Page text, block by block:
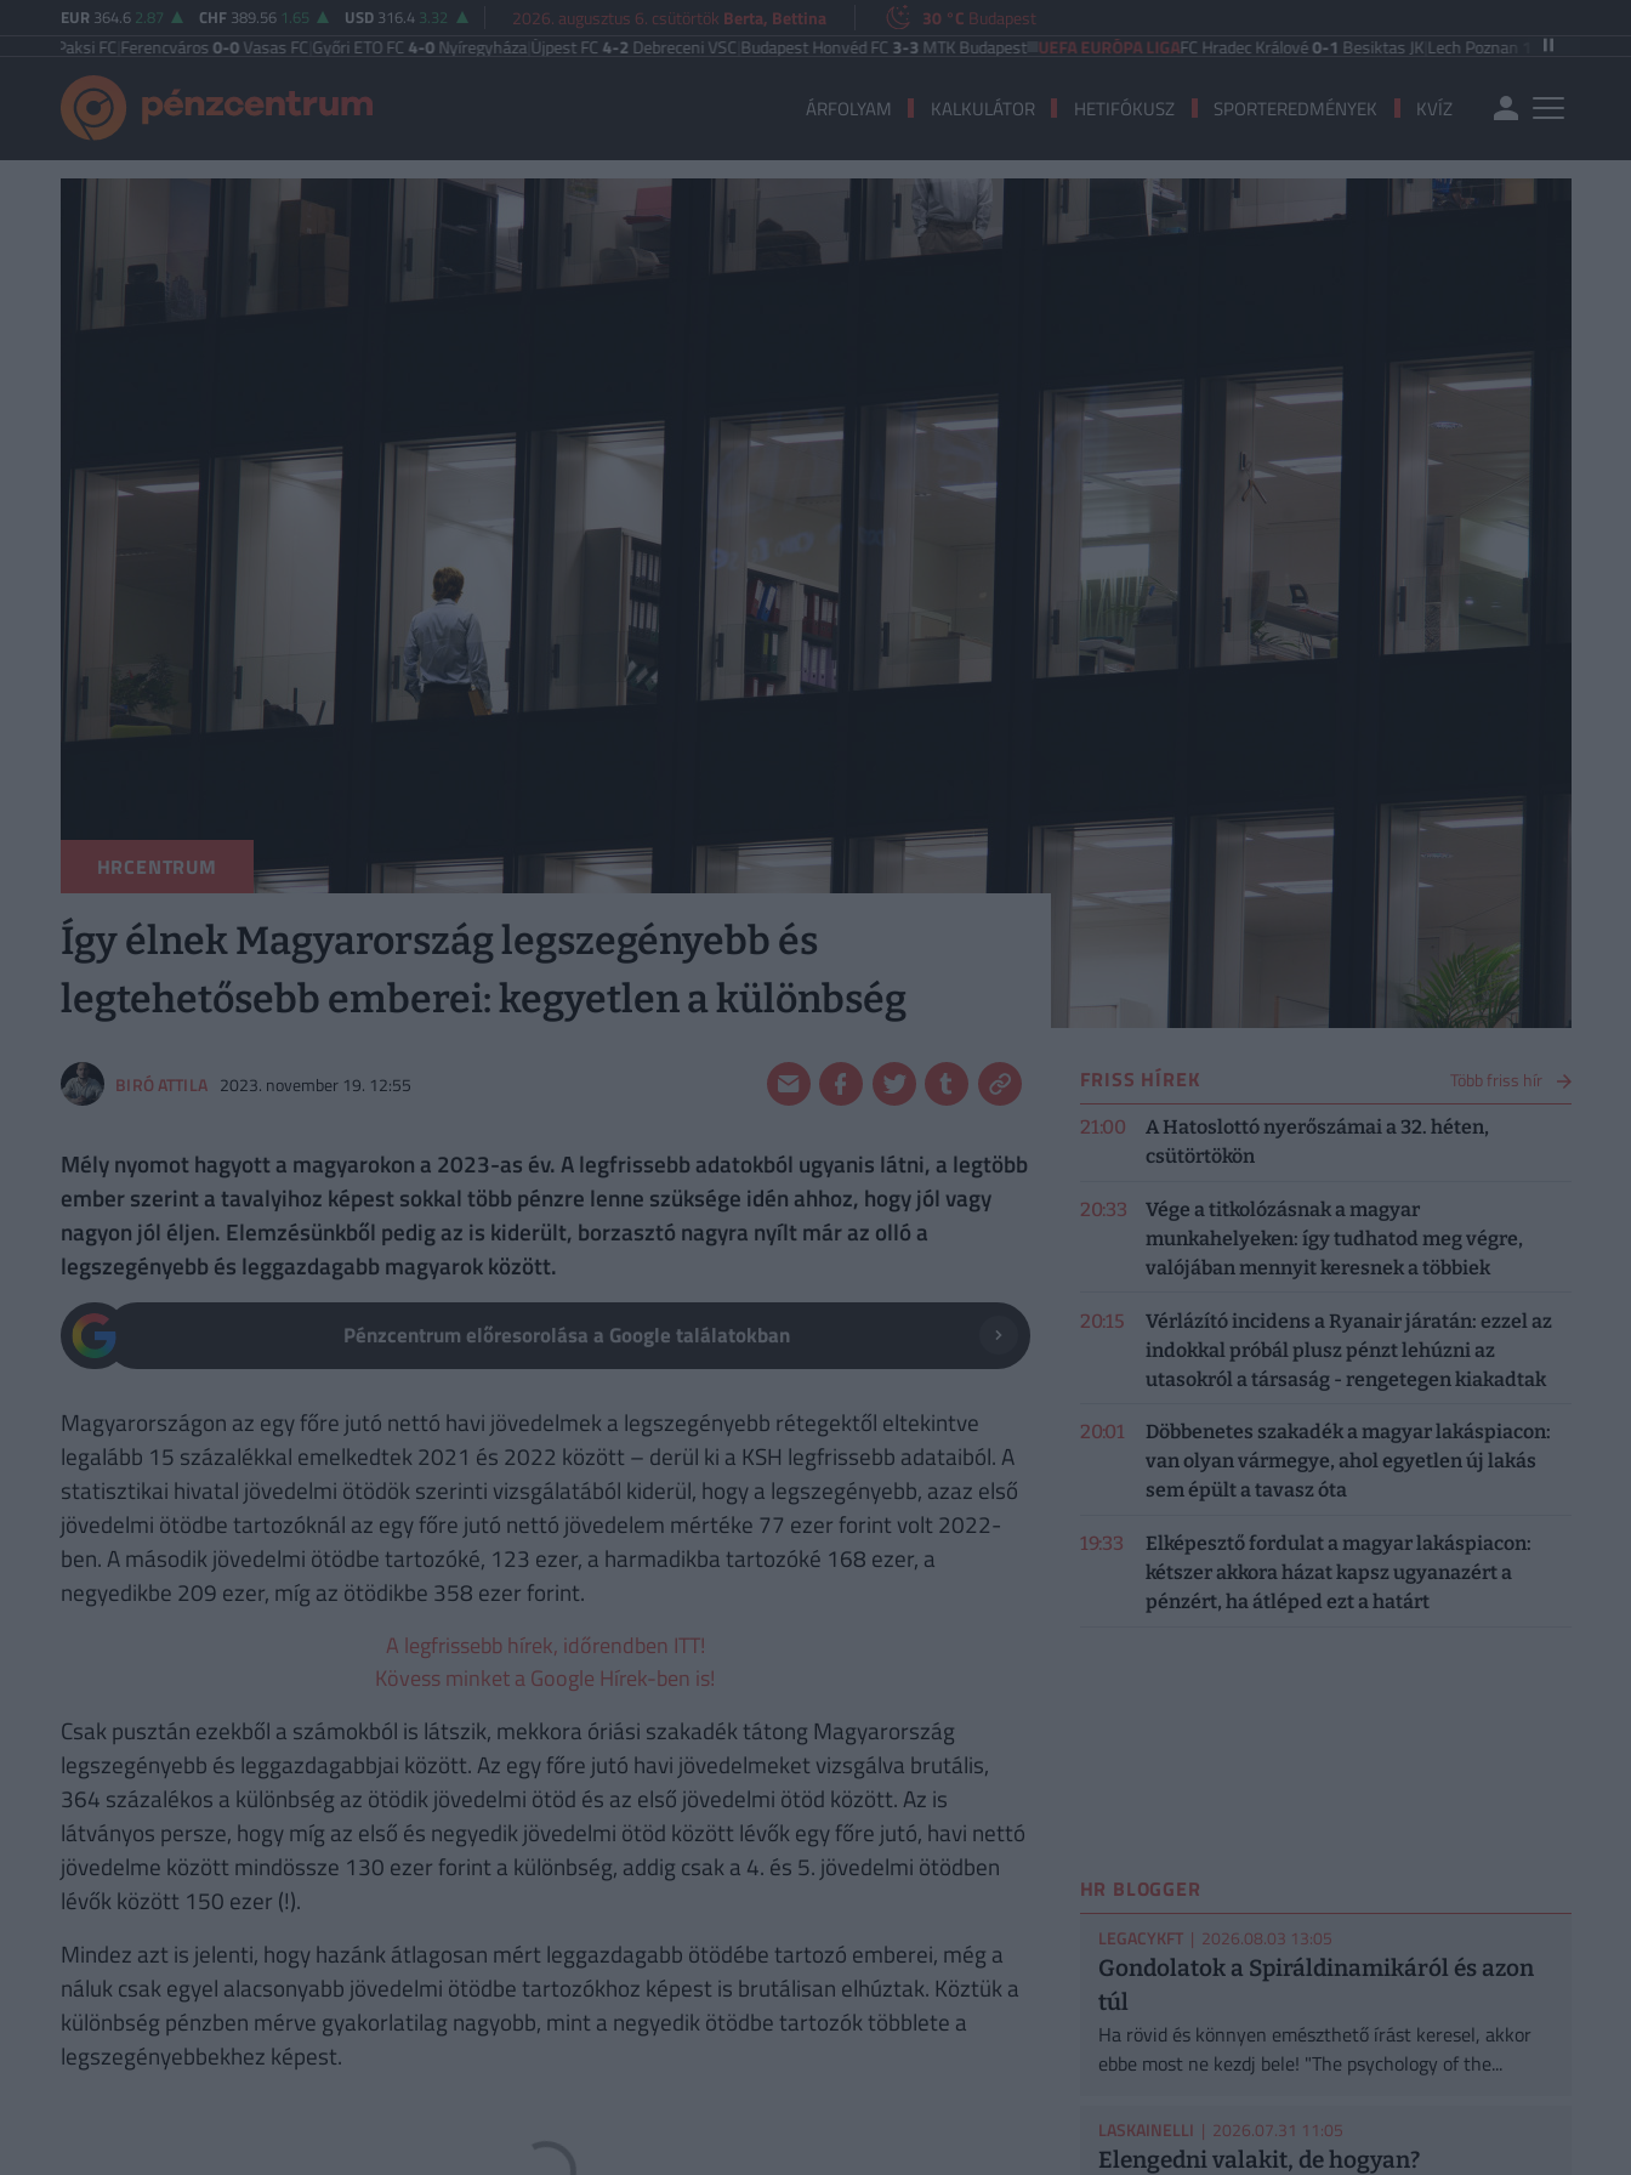
EUR 364.6 2.87 CHF 389.56 1.65 USD 316.4 3.32 2026. augusztus 6. csütörtök Berta, Bettina 30 °C Budapest
|Ferencváros0-0Vasas FC|Győri ETO FC4-0Nyíregyháza|Újpest FC4-2Debreceni VSC|Budapest Honvéd FC3-3MTK Budapest UEFA EURÓPA LIGAFC Hradec Králové0-1Besiktas JK|Lech Poznan 1-0KI Klaksvik
ÁRFOLYAM KALKULÁTOR HETIFÓKUSZ SPORTEREDMÉNYEK KVÍZ
HRCENTRUM
Így élnek Magyarország legszegényebb és
legtehetősebb emberei: kegyetlen a különbség
BIRÓ ATTILA 2023. november 19. 12:55
Mély nyomot hagyott a magyarokon a 2023-as év. A legfrissebb adatokból ugyanis látni, a legtöbb
ember szerint a tavalyihoz képest sokkal több pénzre lenne szüksége idén ahhoz, hogy jól vagy
nagyon jól éljen. Elemzésünkből pedig az is kiderült, borzasztó nagyra nyílt már az olló a
legszegényebb és leggazdagabb magyarok között.
Pénzcentrum előresorolása a Google találatokban
Magyarországon az egy főre jutó nettó havi jövedelmek a legszegényebb rétegektől eltekintve
legalább 15 százalékkal emelkedtek 2021 és 2022 között – derül ki a KSH legfrissebb adataiból. A
statisztikai hivatal jövedelmi ötödök szerinti vizsgálatából kiderül, hogy a legszegényebb, azaz első
jövedelmi ötödbe tartozóknál az egy főre jutó nettó jövedelem mértéke 77 ezer forint volt 2022-
ben. A második jövedelmi ötödbe tartozóké, 123 ezer, a harmadikba tartozóké 168 ezer, a
negyedikbe 209 ezer, míg az ötödikbe 358 ezer forint.
A legfrissebb hírek, időrendben ITT!
Kövess minket a Google Hírek-ben is!
Csak pusztán ezekből a számokból is látszik, mekkora óriási szakadék tátong Magyarország
legszegényebb és leggazdagabbjai között. Az egy főre jutó havi jövedelmeket vizsgálva brutális,
364 százalékos a különbség az ötödik jövedelmi ötöd és az első jövedelmi ötöd között. Az is
látványos persze, hogy míg az első és negyedik jövedelmi ötöd között lévők egy főre jutó, havi nettó
jövedelme között mindössze 130 ezer forint a különbség, addig csak a 4. és 5. jövedelmi ötödben
lévők között 150 ezer (!).
Mindez azt is jelenti, hogy hazánk átlagosan mért leggazdagabb ötödébe tartozó emberei, még a
náluk csak egyel alacsonyabb jövedelmi ötödbe tartozókhoz képest is brutálisan elhúztak. Köztük a
különbség pénzben mérve gyakorlatilag nagyobb, mint a negyedik ötödbe tartozók többlete a
legszegényebbekhez képest.
FRISS HÍREK Több friss hír
21:00
A Hatoslottó nyerőszámai a 32. héten,
csütörtökön
20:33
Vége a titkolózásnak a magyar
munkahelyeken: így tudhatod meg végre,
valójában mennyit keresnek a többiek
20:15
Vérlázító incidens a Ryanair járatán: ezzel az
indokkal próbál plusz pénzt lehúzni az
utasokról a társaság - rengetegen kiakadtak
20:01
Döbbenetes szakadék a magyar lakáspiacon:
van olyan vármegye, ahol egyetlen új lakás
sem épült a tavasz óta
19:33
Elképesztő fordulat a magyar lakáspiacon:
kétszer akkora házat kapsz ugyanazért a
pénzért, ha átléped ezt a határt
HR BLOGGER
LEGACYKFT| 2026.08.03 13:05
Gondolatok a Spiráldinamikáról és azon
túl
Ha rövid és könnyen emészthető írást keresel, akkor
ebbe most ne kezdj bele! "The psychology of the...
LASKAINELLI | 2026.07.31 11:05
Elengedni valakit, de hogyan?